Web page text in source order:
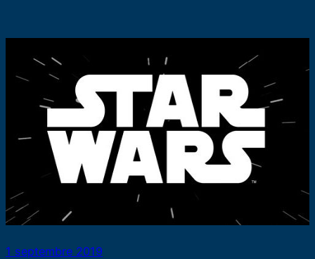
1 septembre 2019